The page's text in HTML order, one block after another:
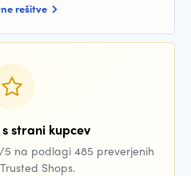
rešitve
strani kupcev
5 na podlagi 485 preverjenih
Shops.